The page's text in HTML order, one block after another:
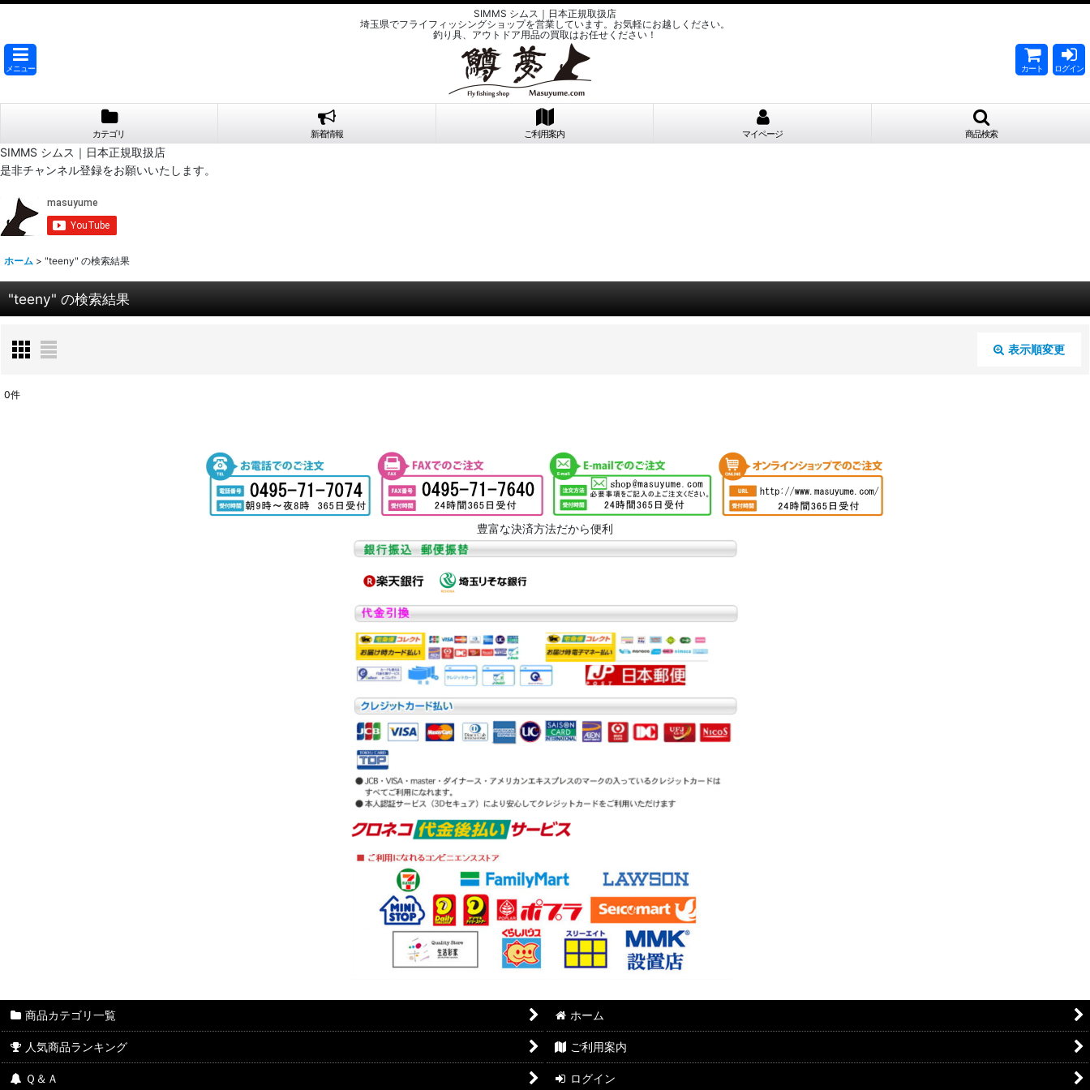
SIMMS シムス｜日本正規取扱店
埼玉県でフライフィッシングショップを営業しています。お気軽にお越しください。
釣り具、アウトドア用品の買取はお任せください！
メニュー カート ログイン
カテゴリ 新着情報 ご利用案内 マイページ 商品検索
SIMMS シムス｜日本正規取扱店
是非チャンネル登録をお願いいたします。
ホーム > "teeny" の検索結果
"teeny" の検索結果
表示順変更
絞り込む
0件
豊富な決済方法だから便利
商品カテゴリ一覧 ホーム
人気商品ランキング ご利用案内
Ｑ＆Ａ ログイン